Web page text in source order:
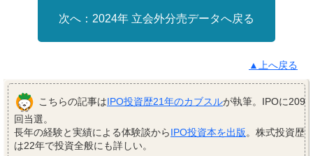
2024年 立会外分売データへ戻る
▲上へ戻る
こちらの記事はIPO投資歴21年のカブスルが執筆。IPOに209
回当選。
長年の経験と実績による体験談からIPO投資本を出版。株式投資歴
は22年で投資全般にも詳しい。